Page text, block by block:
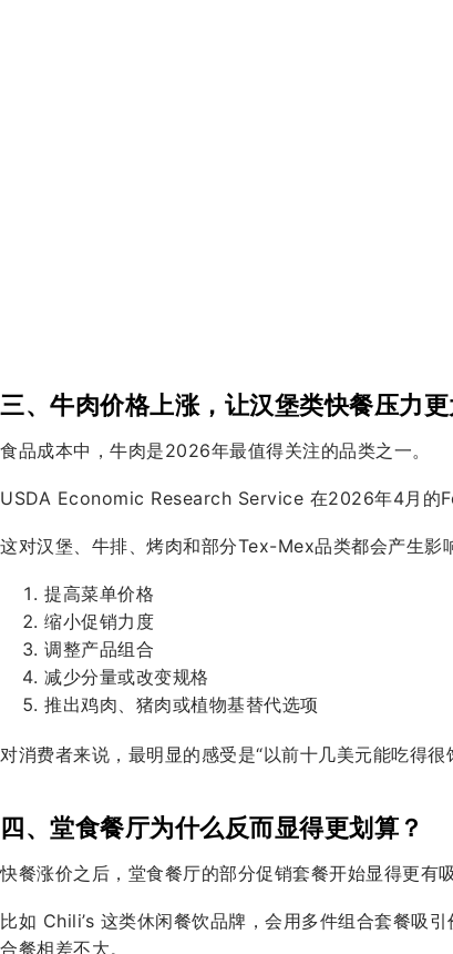
三、牛肉价格上涨，让汉堡类快餐压力
食品成本中，牛肉是2026年最值得关注的品类之一。
USDA Economic Research Service 在2026年4月的
这对汉堡、牛排、烤肉和部分Tex-Mex品类都会产生影
提高菜单价格
缩小促销力度
调整产品组合
减少分量或改变规格
推出鸡肉、猪肉或植物基替代选项
对消费者来说，最明显的感受是“以前十几美元能吃得很
四、堂食餐厅为什么反而显得更划算？
快餐涨价之后，堂食餐厅的部分促销套餐开始显得更有吸
比如 Chili’s 这类休闲餐饮品牌，会用多件组合套餐吸
合餐相差不大。